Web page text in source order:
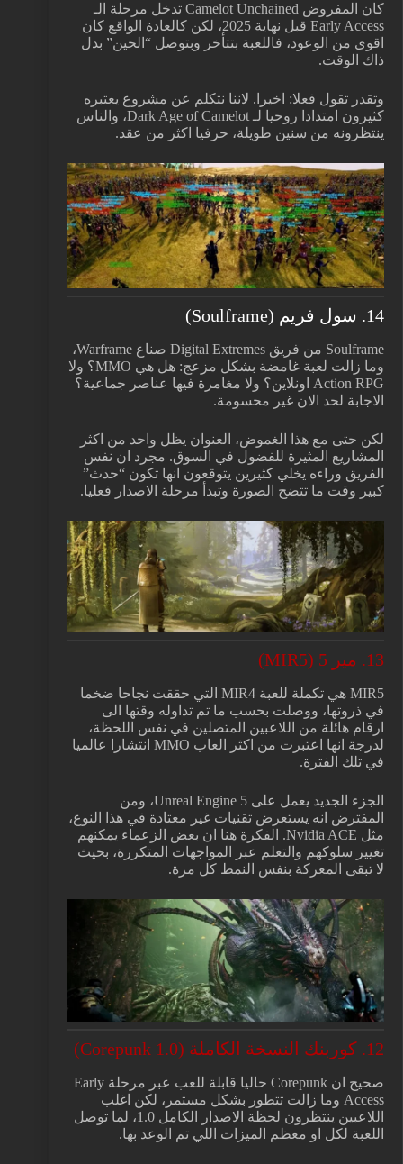
كان المفروض Camelot Unchained تدخل مرحلة الـ
Early Access قبل نهاية 2025، لكن كالعادة الواقع كان
اقوى من الوعود، فاللعبة بتتأخر وبتوصل “الحين” بدل
ذاك الوقت.
وتقدر تقول فعلا: اخيرا. لاننا نتكلم عن مشروع يعتبره
كثيرون امتدادا روحيا لـ Dark Age of Camelot، والناس
ينتظرونه من سنين طويلة، حرفيا اكثر من عقد.
14. سول فريم (Soulframe)
Soulframe من فريق Digital Extremes صناع Warframe،
وما زالت لعبة غامضة بشكل مزعج: هل هي MMO؟ ولا
Action RPG اونلاين؟ ولا مغامرة فيها عناصر جماعية؟
الاجابة لحد الان غير محسومة.
لكن حتى مع هذا الغموض، العنوان يظل واحد من اكثر
المشاريع المثيرة للفضول في السوق. مجرد ان نفس
الفريق وراءه يخلي كثيرين يتوقعون انها تكون “حدث”
كبير وقت ما تتضح الصورة وتبدأ مرحلة الاصدار فعليا.
13. مير 5 (MIR5)
MIR5 هي تكملة للعبة MIR4 التي حققت نجاحا ضخما
في ذروتها، ووصلت بحسب ما تم تداوله وقتها الى
ارقام هائلة من اللاعبين المتصلين في نفس اللحظة،
لدرجة انها اعتبرت من اكثر العاب MMO انتشارا عالميا
في تلك الفترة.
الجزء الجديد يعمل على Unreal Engine 5، ومن
المفترض انه يستعرض تقنيات غير معتادة في هذا النوع،
مثل Nvidia ACE. الفكرة هنا ان بعض الزعماء يمكنهم
تغيير سلوكهم والتعلم عبر المواجهات المتكررة، بحيث
لا تبقى المعركة بنفس النمط كل مرة.
12. كوربنك النسخة الكاملة (Corepunk 1.0)
صحيح ان Corepunk حاليا قابلة للعب عبر مرحلة Early
Access وما زالت تتطور بشكل مستمر، لكن اغلب
اللاعبين ينتظرون لحظة الاصدار الكامل 1.0، لما توصل
اللعبة لكل او معظم الميزات اللي تم الوعد بها.